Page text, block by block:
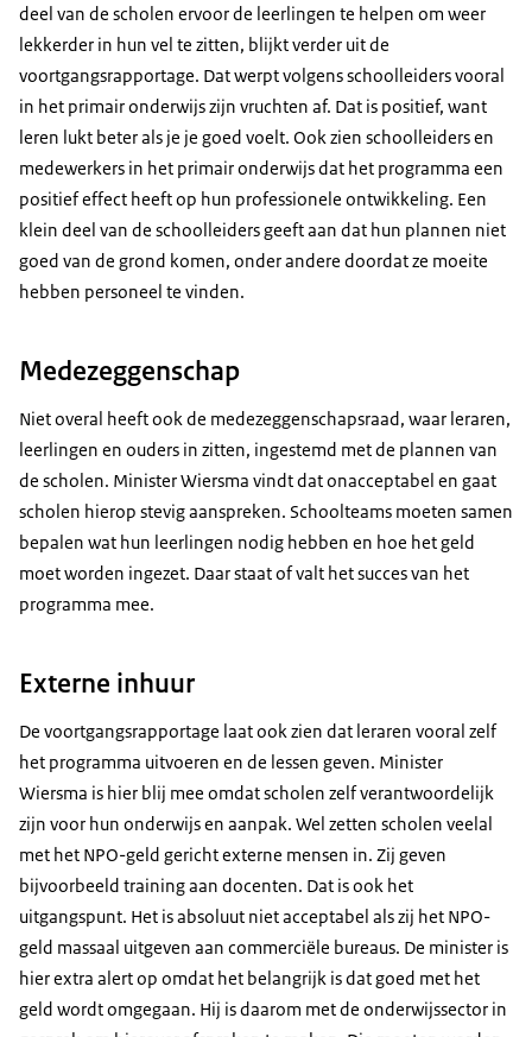
deel van de scholen ervoor de leerlingen te helpen om weer
lekkerder in hun vel te zitten, blijkt verder uit de
voortgangsrapportage. Dat werpt volgens schoolleiders vooral
in het primair onderwijs zijn vruchten af. Dat is positief, want
leren lukt beter als je je goed voelt. Ook zien schoolleiders en
medewerkers in het primair onderwijs dat het programma een
positief effect heeft op hun professionele ontwikkeling. Een
klein deel van de schoolleiders geeft aan dat hun plannen niet
goed van de grond komen, onder andere doordat ze moeite
hebben personeel te vinden.
Medezeggenschap
Niet overal heeft ook de medezeggenschapsraad, waar leraren,
leerlingen en ouders in zitten, ingestemd met de plannen van
de scholen. Minister Wiersma vindt dat onacceptabel en gaat
scholen hierop stevig aanspreken. Schoolteams moeten samen
bepalen wat hun leerlingen nodig hebben en hoe het geld
moet worden ingezet. Daar staat of valt het succes van het
programma mee.
Externe inhuur
De voortgangsrapportage laat ook zien dat leraren vooral zelf
het programma uitvoeren en de lessen geven. Minister
Wiersma is hier blij mee omdat scholen zelf verantwoordelijk
zijn voor hun onderwijs en aanpak. Wel zetten scholen veelal
met het NPO-geld gericht externe mensen in. Zij geven
bijvoorbeeld training aan docenten. Dat is ook het
uitgangspunt. Het is absoluut niet acceptabel als zij het NPO-
geld massaal uitgeven aan commerciële bureaus. De minister is
hier extra alert op omdat het belangrijk is dat goed met het
geld wordt omgegaan. Hij is daarom met de onderwijssector in